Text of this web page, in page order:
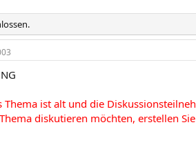
Thema ist alt und die
diskutieren möchten, erstellen